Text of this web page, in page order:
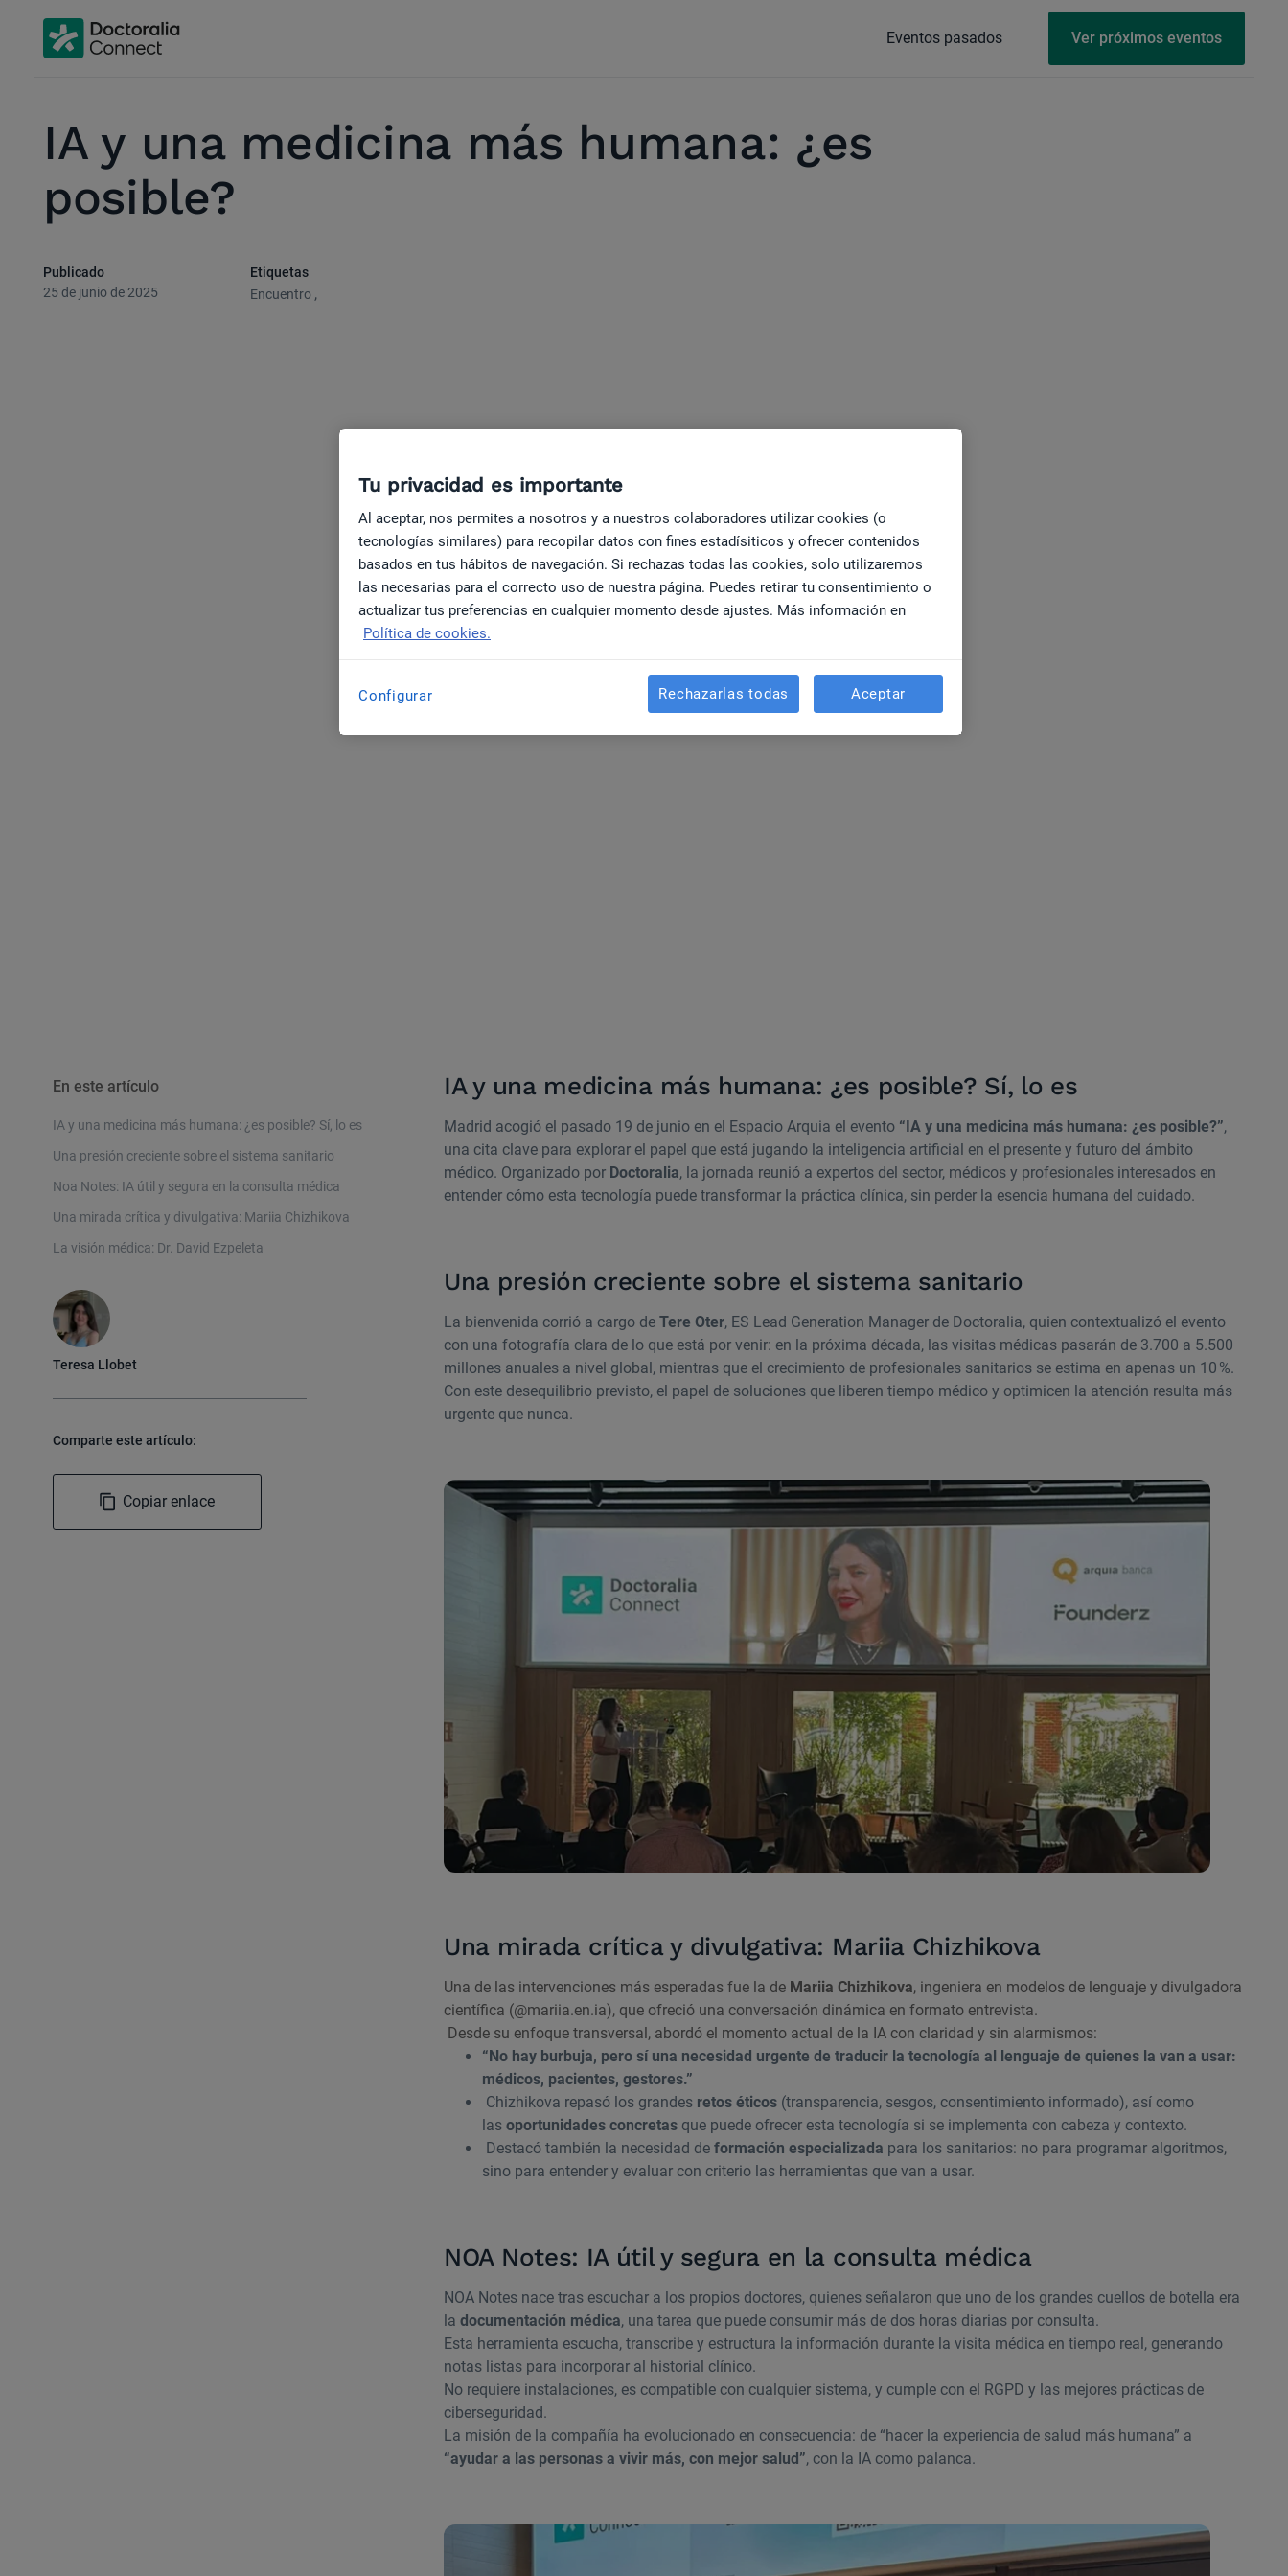
Eventos pasados Ver próximos eventos
IA y una medicina más humana: ¿es
posible?
Publicado
25 de junio de 2025
Etiquetas
Encuentro ,
IA y una medicina más humana: ¿es posible? Sí, lo es
Madrid acogió el pasado 19 de junio en el Espacio Arquia el evento “IA y una medicina más humana: ¿es posible?”,
una cita clave para explorar el papel que está jugando la inteligencia artificial en el presente y futuro del ámbito
médico. Organizado por Doctoralia, la jornada reunió a expertos del sector, médicos y profesionales interesados en
entender cómo esta tecnología puede transformar la práctica clínica, sin perder la esencia humana del cuidado.
Una presión creciente sobre el sistema sanitario
La bienvenida corrió a cargo de Tere Oter, ES Lead Generation Manager de Doctoralia, quien contextualizó el evento
con una fotografía clara de lo que está por venir: en la próxima década, las visitas médicas pasarán de 3.700 a 5.500
millones anuales a nivel global, mientras que el crecimiento de profesionales sanitarios se estima en apenas un 10 %.
Con este desequilibrio previsto, el papel de soluciones que liberen tiempo médico y optimicen la atención resulta más
urgente que nunca.
Una mirada crítica y divulgativa: Mariia Chizhikova
Una de las intervenciones más esperadas fue la de Mariia Chizhikova, ingeniera en modelos de lenguaje y divulgadora
científica (@mariia.en.ia), que ofreció una conversación dinámica en formato entrevista.
Desde su enfoque transversal, abordó el momento actual de la IA con claridad y sin alarmismos:
“No hay burbuja, pero sí una necesidad urgente de traducir la tecnología al lenguaje de quienes la van a usar:
médicos, pacientes, gestores.”
Chizhikova repasó los grandes retos éticos (transparencia, sesgos, consentimiento informado), así como
las oportunidades concretas que puede ofrecer esta tecnología si se implementa con cabeza y contexto.
Destacó también la necesidad de formación especializada para los sanitarios: no para programar algoritmos,
sino para entender y evaluar con criterio las herramientas que van a usar.
NOA Notes: IA útil y segura en la consulta médica
NOA Notes nace tras escuchar a los propios doctores, quienes señalaron que uno de los grandes cuellos de botella era
la documentación médica, una tarea que puede consumir más de dos horas diarias por consulta.
Esta herramienta escucha, transcribe y estructura la información durante la visita médica en tiempo real, generando
notas listas para incorporar al historial clínico.
No requiere instalaciones, es compatible con cualquier sistema, y cumple con el RGPD y las mejores prácticas de
ciberseguridad.
La misión de la compañía ha evolucionado en consecuencia: de “hacer la experiencia de salud más humana” a
“ayudar a las personas a vivir más, con mejor salud”, con la IA como palanca.
En este artículo
IA y una medicina más humana: ¿es posible? Sí, lo es
Una presión creciente sobre el sistema sanitario
Noa Notes: IA útil y segura en la consulta médica
Una mirada crítica y divulgativa: Mariia Chizhikova
La visión médica: Dr. David Ezpeleta
Teresa Llobet
Comparte este artículo:
Copiar enlace
Tu privacidad es importante
Al aceptar, nos permites a nosotros y a nuestros colaboradores utilizar cookies (o
tecnologías similares) para recopilar datos con fines estadísiticos y ofrecer contenidos
basados en tus hábitos de navegación. Si rechazas todas las cookies, solo utilizaremos
las necesarias para el correcto uso de nuestra página. Puedes retirar tu consentimiento o
actualizar tus preferencias en cualquier momento desde ajustes. Más información en
Política de cookies.
Configurar Rechazarlas todas Aceptar